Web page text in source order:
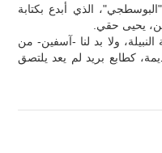
الذي أبدع بكتابة
يحيى حقي.
النبيلة، ولا بد لنا -آسفين- من
كطابع بريد لم يعد يلتصق